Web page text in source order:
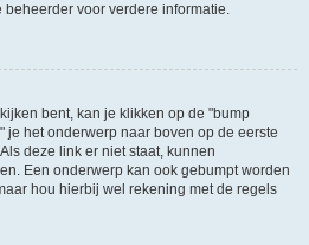
voor verdere informatie.
bent, kan je klikken op de "bump
je het onderwerp naar boven op de eerste
deze link er niet staat, kunnen
Een onderwerp kan ook gebumpt worden
hou hierbij wel rekening met de regels